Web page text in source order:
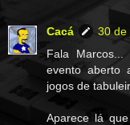
Cacá
30 de
Fala
evento aberto
jogos de
Aparece lá